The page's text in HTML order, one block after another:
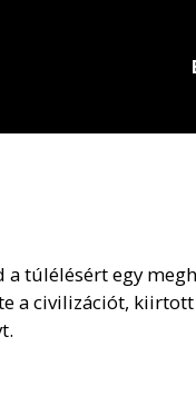
a túlélésért egy
a civilizációt,